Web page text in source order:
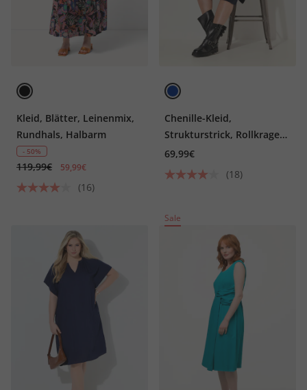
Kleid, Blätter, Leinenmix,
Rundhals, Halbarm
- 50%
119,99€ 59,99€
(16)
Chenille-Kleid,
Strukturstrick, Rollkragen,
Langarm
69,99€
(18)
Sale